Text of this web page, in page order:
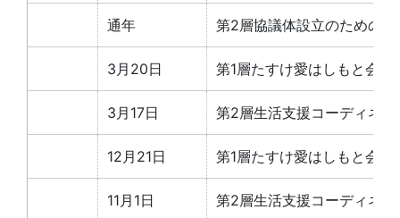
通年 第2層協議体設立のための
3月20日 第1層たすけ愛はしもと会議
3月17日 第2層生活支援コーディネ
12月21日 第1層たすけ愛はしもと会議
11月1日 第2層生活支援コーディネ